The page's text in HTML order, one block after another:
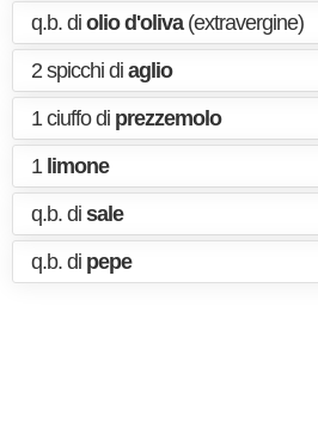
q.b. di olio d'oliva(extravergine)
2 spicchi di aglio
1 ciuffo di prezzemolo
1 limone
q.b. di sale
q.b. di pepe